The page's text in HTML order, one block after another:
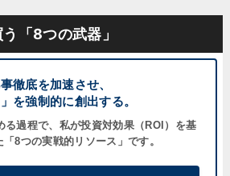
「8つの武器」
徹底を加速させ、
」を強制的に創出する。
る過程で、私が投資対効果（ROI） を基
8つの実戦的リソース」です。